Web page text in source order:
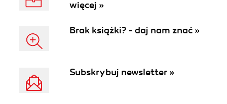
więcej »
Brak książki? - daj nam znać »
Subskrybuj newsletter »